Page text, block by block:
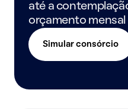
até a
orçamento mensal
Simular consórcio